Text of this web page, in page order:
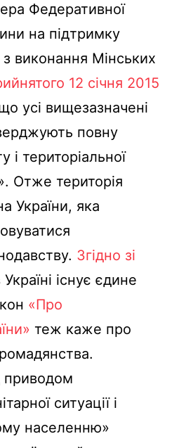
Федеративної
на підтримку
виконання Мінських
12 січня 2015
усі вищезазначені
повну
і територіальної
Отже територія
України, яка
Згідно зі
існує єдине
«Про
теж каже про
приводом
ситуації і
населенню»